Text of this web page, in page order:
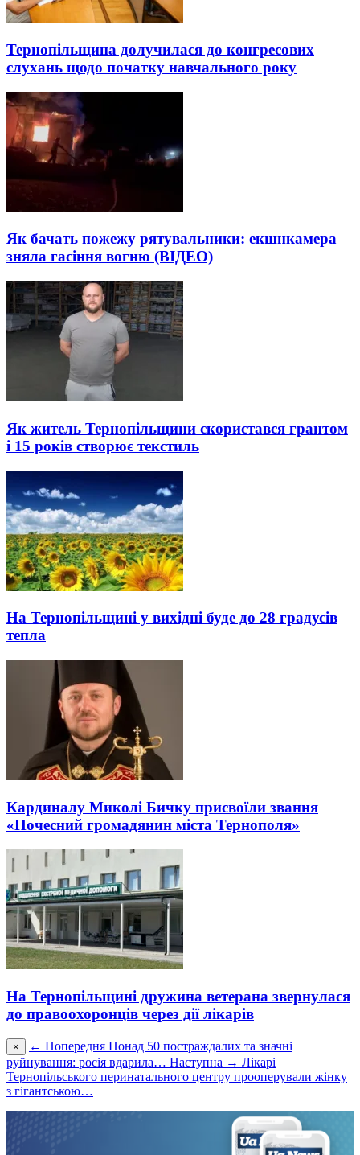
Тернопільщина долучилася до конгресових
слухань щодо початку навчального року
Як бачать пожежу рятувальники: екшнкамера
зняла гасіння вогню (ВІДЕО)
Як житель Тернопільщини скористався грантом
і 15 років створює текстиль
На Тернопільщині у вихідні буде до 28 градусів
тепла
Кардиналу Миколі Бичку присвоїли звання
«Почесний громадянин міста Тернополя»
На Тернопільщині дружина ветерана звернулася
до правоохоронців через дії лікарів
× ← Попередня Понад 50 постраждалих та значні
руйнування: росія вдарила… Наступна → Лікарі
Тернопільського перинатального центру прооперували жінку
з гігантською…